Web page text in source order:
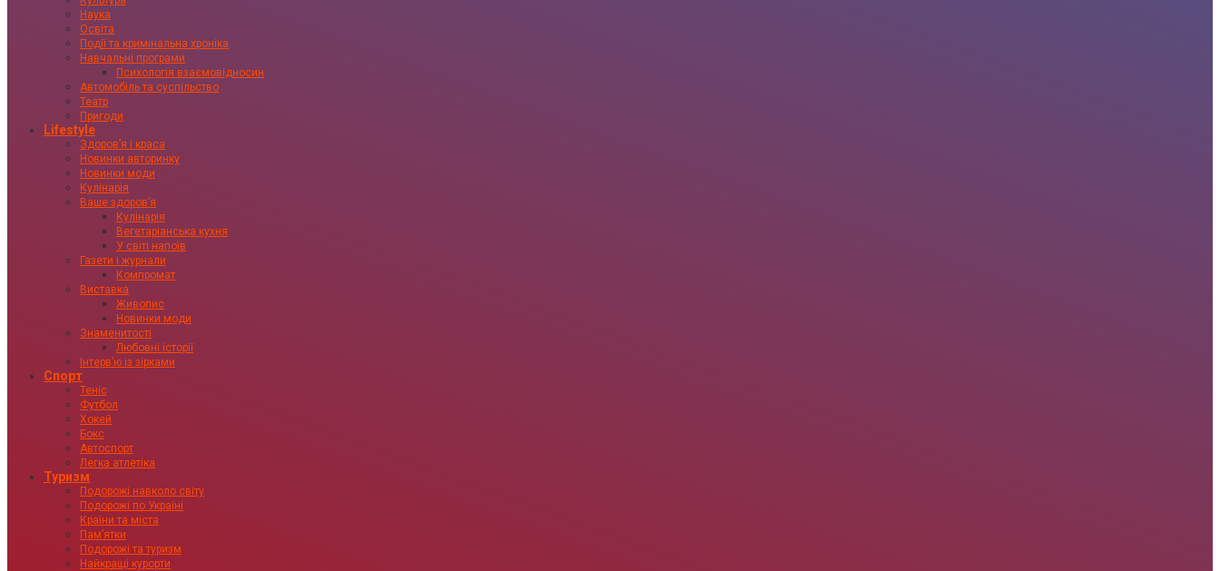
Наука
Освіта
Події та кримінальна хроніка
Навчальні програми
Психологія взаємовідносин
Автомобіль та суспільство
Театр
Пригоди
Lifestyle
Здоровʼя і краса
Новинки авторинку
Новинки моди
Кулінарія
Ваше здоровʼя
Кулінарія
Вегетаріанська кухня
У світі напоїв
Газети і журнали
Компромат
Виставка
Живопис
Новинки моди
Знаменитості
Любовні історії
Інтервʼю із зірками
Спорт
Теніс
Футбол
Хокей
Бокс
Автоспорт
Легка атлетіка
Туризм
Подорожі навколо світу
Подорожі по Україні
Країни та міста
Пам’ятки
Подорожі та туризм
Найкращі курорти